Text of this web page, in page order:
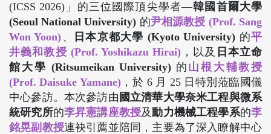
(ICSS 2026)」的三位國際頂尖學者—韓國首爾大學
(Seoul National University) 的尹相源教授 (Prof. Sang
Won Yoon) 、 日本京都大學 (Kyoto University) 的平
井義和教授 (Prof. Yoshikazu Hirai) ，以及 日本立命
館大學 (Ritsumeikan University)的 山根大輔教授
(Prof. Daisuke Yamane)，於 6 月 25 日特別蒞臨國儀
中心參訪。本次參訪由 國立清華大學奈米工程與微系
統研究所的李昇憲講座教授及動力機械工程學系的李
銘晃副教授連袂引薦並陪同，主要為了深入瞭解中心